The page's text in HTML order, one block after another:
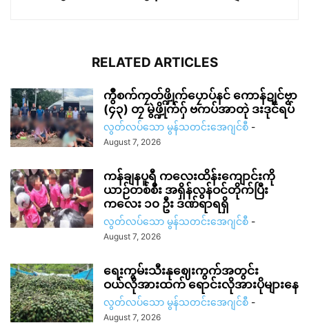
RELATED ARTICLES
ကွဳစက်ကၠတ်ဖ္ဍိုက်ပၠောပ်နင် ကောန်ဍုင်ဗၟာ
(၄၃) တၠ မွဲဖ္ဍိုက်ဂှ် ဗကပ်အာတုဲ ဒးဒုင်ရပ်
လွတ်လပ်သော မွန်သတင်းအေဂျင်စီ -
August 7, 2026
ကန်ချနပူရီ ကလေးထိန်းကျောင်းကို
ယာဉ်တစ်စီး အရှိန်လွန်ဝင်တိုက်ပြီး
ကလေး ၁၀ ဦး ဒဏ်ရာရရှိ
လွတ်လပ်သော မွန်သတင်းအေဂျင်စီ -
August 7, 2026
ရေးကွမ်းသီးနုဈေးကွက်အတွင်း
ဝယ်လိုအားထက် ရောင်းလိုအားပိုများနေ
လွတ်လပ်သော မွန်သတင်းအေဂျင်စီ -
August 7, 2026